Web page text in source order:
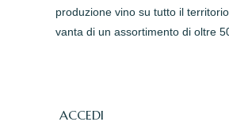
produzione vino su tutto il
vanta di un assortimento di oltre
ACCEDI